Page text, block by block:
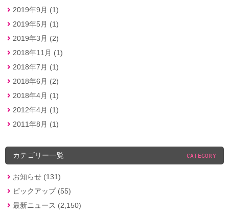
2019年9月 (1)
2019年5月 (1)
2019年3月 (2)
2018年11月 (1)
2018年7月 (1)
2018年6月 (2)
2018年4月 (1)
2012年4月 (1)
2011年8月 (1)
カテゴリー一覧 CATEGORY
お知らせ (131)
ピックアップ (55)
最新ニュース (2,150)